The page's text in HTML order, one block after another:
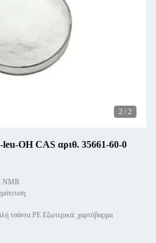
2 / 2
OH CAS αριθ. 35661-60-0
NMR
τσάντα PE Εξωτερικά: χαρτόβαρμα